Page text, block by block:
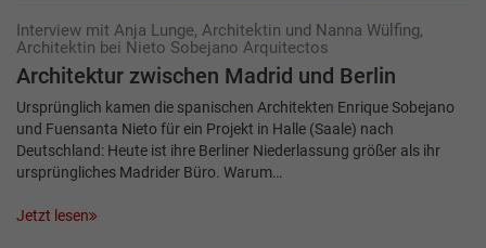
Interview mit Anja Lunge, Architektin und Nanna Wülfing,
Architektin bei Nieto Sobejano Arquitectos
Architektur zwischen Madrid und ­Berlin
Ursprünglich kamen die spanischen Architekten Enrique Sobejano
und Fuensanta Nieto für ein Projekt in Halle (Saale) nach
Deutschland: Heute ist ihre Berliner Niederlassung größer als ihr
ursprüngliches Madrider Büro. Warum…
Jetzt lesen